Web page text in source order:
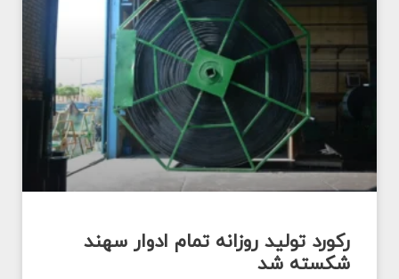
رکورد تولید روزانه تمام ادوار سهند
شکسته شد